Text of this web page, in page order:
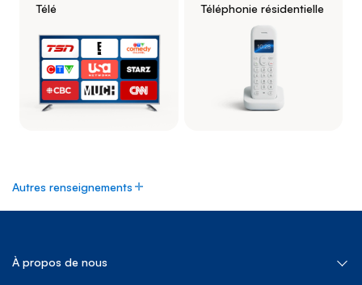
Télé Téléphonie résidentielle
Autres renseignements
À propos de nous